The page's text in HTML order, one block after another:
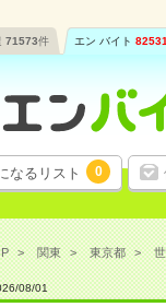
71573件 エン バイト 82531
なるリスト 0
関東 東京都
/08/01